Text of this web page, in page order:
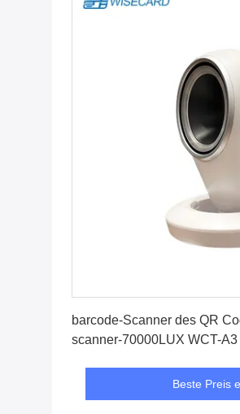
barcode-Scanner des QR
scanner-70000LUX WCT-A3
Beste Preis